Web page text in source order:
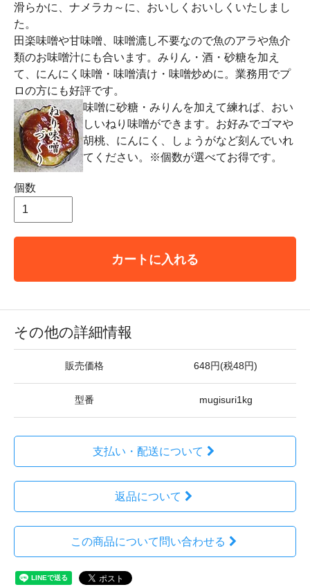
滑らかに、ナメラカ～に、おいしくおいしくいたしまし
た。
田楽味噌や甘味噌、味噌漉し不要なので魚のアラや魚介
類のお味噌汁にも合います。みりん・酒・砂糖を加え
て、にんにく味噌・味噌漬け・味噌炒めに。業務用でプ
ロの方にも好評です。
味噌に砂糖・みりんを加えて練れば、おい
しいねり味噌ができます。お好みでゴマや
胡桃、にんにく、しょうがなど刻んでいれ
てください。※個数が選べてお得です。
個数
カートに入れる
その他の詳細情報
販売価格 648円(税48円)
型番 mugisuri1kg
支払い・配送について
返品について
この商品について問い合わせる